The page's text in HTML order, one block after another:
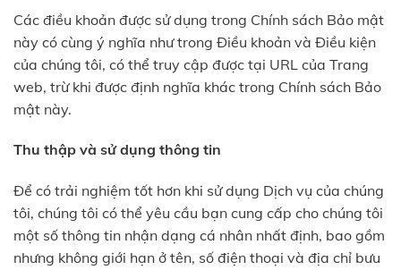
Các điều khoản được sử dụng trong Chính sách Bảo mật
này có cùng ý nghĩa như trong Điều khoản và Điều kiện
của chúng tôi, có thể truy cập được tại URL của Trang
web, trừ khi được định nghĩa khác trong Chính sách Bảo
mật này.
Thu thập và sử dụng thông tin
Để có trải nghiệm tốt hơn khi sử dụng Dịch vụ của chúng
tôi, chúng tôi có thể yêu cầu bạn cung cấp cho chúng tôi
một số thông tin nhận dạng cá nhân nhất định, bao gồm
nhưng không giới hạn ở tên, số điện thoại và địa chỉ bưu